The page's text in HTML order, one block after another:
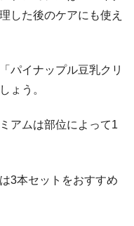
した後のケアにも使え
パイナップル豆乳クリ
ょう。
アムは部位によって1
3本セットをおすすめ